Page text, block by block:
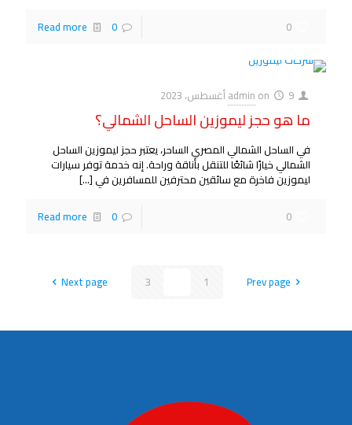
0
0
Read more
admin on 9 أغسطس، 2023
ما هو حجز ليموزين الساحل الشمالي؟
في الساحل الشمالي المصري الساحر، يعتبر حجز ليموزين الساحل
الشمالي خيارًا شائعًا للتنقل بأناقة وراحة. إنه خدمة توفر سيارات
ليموزين فاخرة مع سائقين محترفين للمسافرين في[…]
0
0
Read more
Prev page
1
3
Next page